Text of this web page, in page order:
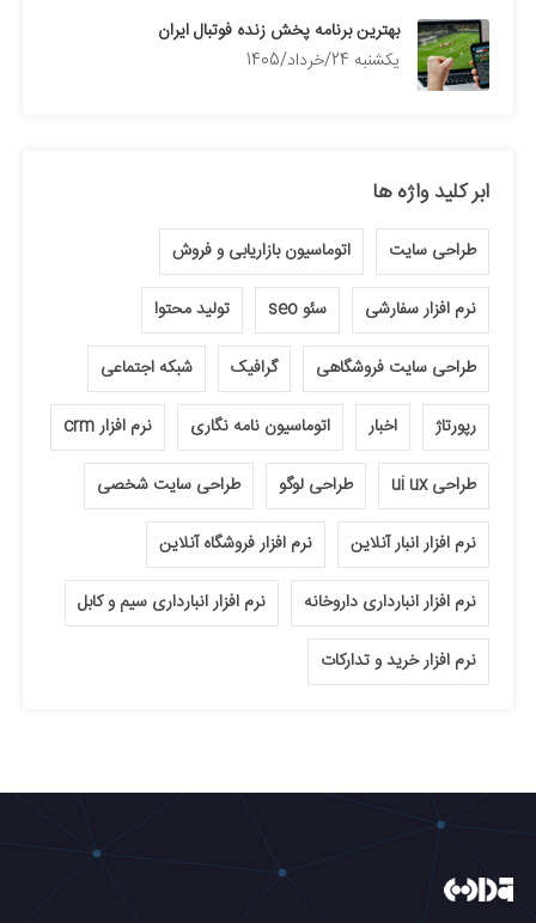
بهترین برنامه پخش زنده فوتبال ایران
يكشنبه 24/خرداد/1405
ابر کلید واژه ها
طراحی سایت اتوماسیون بازاریابی و فروش
نرم افزار سفارشی سئو seo تولید محتوا
طراحی سایت فروشگاهی گرافیک شبکه اجتماعی
رپورتاژ اخبار اتوماسیون نامه نگاری نرم افزار crm
طراحی ui ux طراحی لوگو طراحی سایت شخصی
نرم افزار انبار آنلاین نرم افزار فروشگاه آنلاین
نرم افزار انبارداری داروخانه نرم افزار انبارداری سیم و کابل
نرم افزار خرید و تدارکات